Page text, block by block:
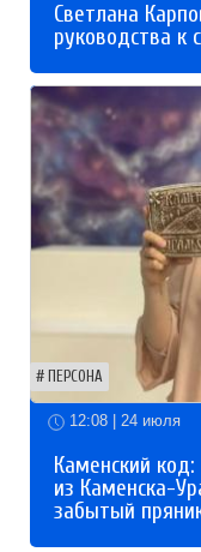
Светлана
руководства к
ПЕРСОНА
12:08 | 24 июля
Каменский
из Каменска-
забытый